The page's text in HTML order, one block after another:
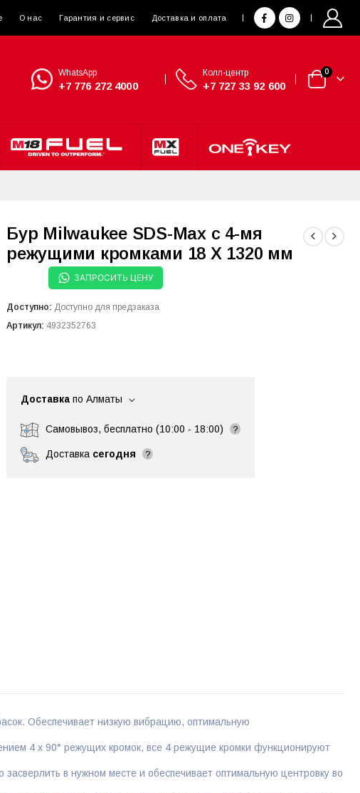
О нас Гарантия и сервис Доставка и оплата
WhatsApp
+7 776 272 4000
Колл-центр
+7 727 33 92 600
0
Бур Milwaukee SDS-Max с 4-мя
режущими кромками 18 X 1320 мм
ЗАПРОСИТЬ ЦЕНУ
Доступно: Доступно для предзаказа
Артикул: 4932352763
Доставка по Алматы
Самовывоз, бесплатно (10:00 - 18:00) ?
Доставка сегодня ?
Обеспечивает низкую вибрацию, оптимальную
4 x 90° режущих кромок, все 4 режущие кромки функционируют
в нужном месте и обеспечивает оптимальную центровку во